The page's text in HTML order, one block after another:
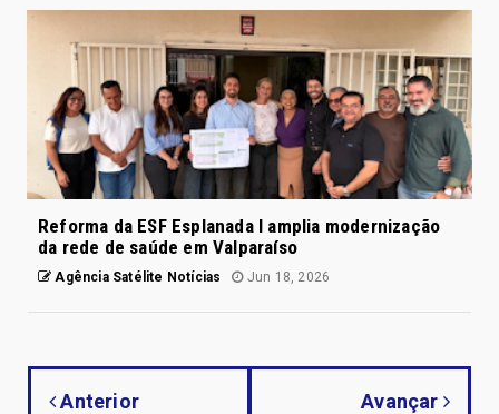
Reforma da ESF Esplanada I amplia modernização
da rede de saúde em Valparaíso
Agência Satélite Notícias Jun 18, 2026
Anterior Avançar